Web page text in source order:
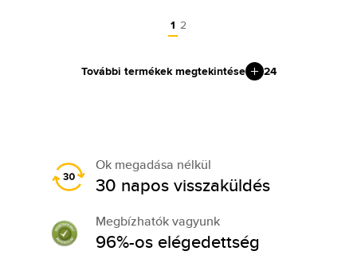
1 2
További termékek megtekintése 24
Ok megadása nélkül
30 napos visszaküldés
Megbízhatók vagyunk
96%-os elégedettség